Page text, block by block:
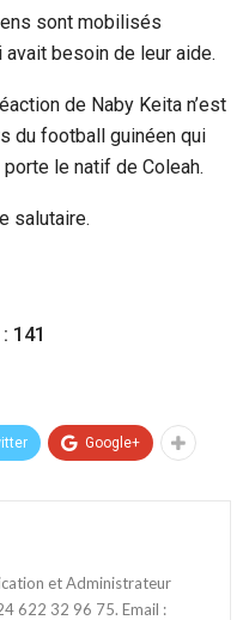
sont mobilisés
besoin de leur aide.
de Naby Keita n’est
du football guinéen qui
le natif de Coleah.
salutaire.
141
Google+
et Administrateur
622 32 96 75. Email :